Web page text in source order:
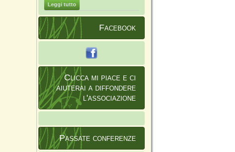
Leggi tutto
Facebook
Clicca mi piace e ci
aiuterai a diffondere
l'associazione
Passate conferenze